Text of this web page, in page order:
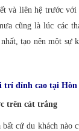
và liên hệ trước với
cũng là lúc các
tạo nên một sự
trí đỉnh cao tại Hòn
trên cát trắng
cứ du khách nào